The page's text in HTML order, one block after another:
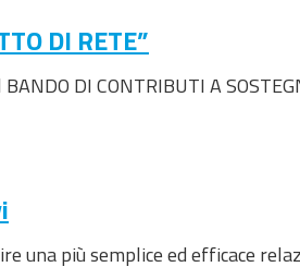
DI RETE”
DI CONTRIBUTI A
una più semplice ed efficace